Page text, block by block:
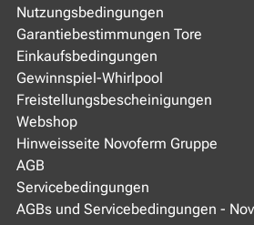
Nutzungsbedingungen
Garantiebestimmungen Tore
Einkaufsbedingungen
Gewinnspiel-Whirlpool
Freistellungsbescheinigungen
Webshop
Hinweisseite Novoferm Gruppe
AGB
Servicebedingungen
AGBs und Servicebedingungen -